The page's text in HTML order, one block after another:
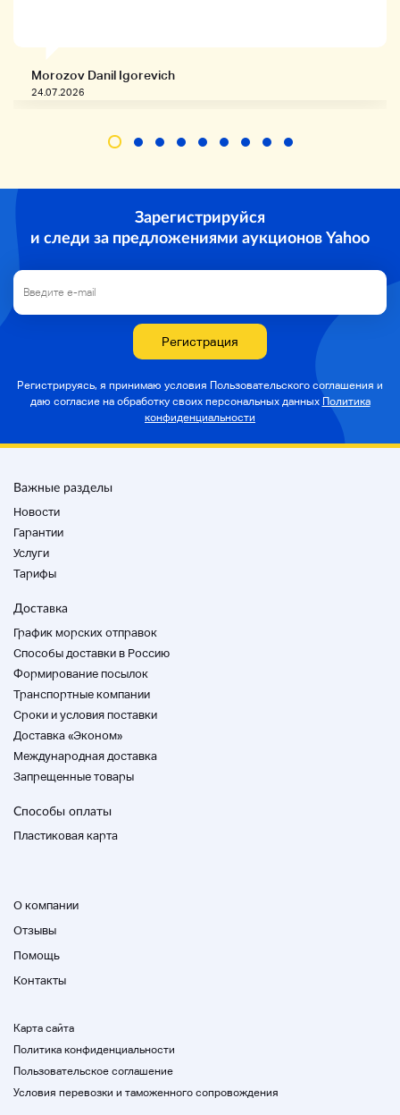
Morozov Danil Igorevich
24.07.2026
Зарегистрируйся
и следи за предложениями аукционов Yahoo
Регистрация
Регистрируясь, я принимаю условия Пользовательского соглашения и
даю согласие на обработку своих персональных данных Политика
конфиденциальности
Важные разделы
Новости
Гарантии
Услуги
Тарифы
Доставка
График морских отправок
Способы доставки в Россию
Формирование посылок
Транспортные компании
Cроки и условия поставки
Доставка «Эконом»
Международная доставка
Запрещенные товары
Способы оплаты
Пластиковая карта
О компании
Отзывы
Помощь
Контакты
Карта сайта
Политика конфиденциальности
Пользовательское соглашение
Условия перевозки и таможенного сопровождения